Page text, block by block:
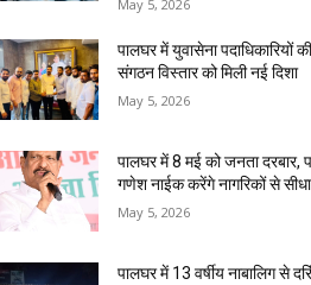
May 5, 2026
पालघर में युवासेना पदाधिकारियों
संगठन विस्तार को मिली नई दिशा
May 5, 2026
पालघर में 8 मई को जनता दरबार,
गणेश नाईक करेंगे नागरिकों से
May 5, 2026
पालघर में 13 वर्षीय नाबालिग से